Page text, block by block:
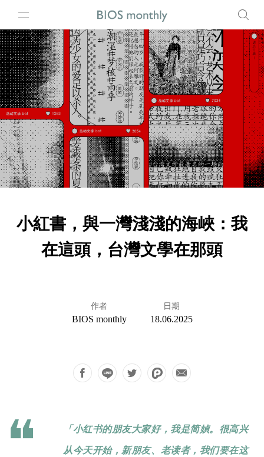
小紅書，與一灣淺淺的海峽：我
在這頭，台灣文學在那頭
作者
BIOS monthly
日期
18.06.2025
「小红书的朋友大家好，我是简媜。很高兴
从今天开始，新朋友、老读者，我们要在这